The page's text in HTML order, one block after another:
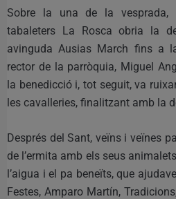
Sobre la una de la
tabaleters La Rosca obria la
avinguda Ausias March fins a
rector de la parròquia, Miguel
la benedicció i, tot seguit, va
les cavalleries, finalitzant amb la
Després del Sant, veïns i veïnes
de l’ermita amb els seus
l’aigua i el pa beneïts, que
Festes, Amparo Martín,